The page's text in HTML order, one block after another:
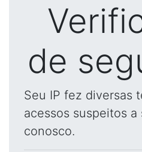
de
Seu IP fez diversas
acessos suspeitos
conosco.